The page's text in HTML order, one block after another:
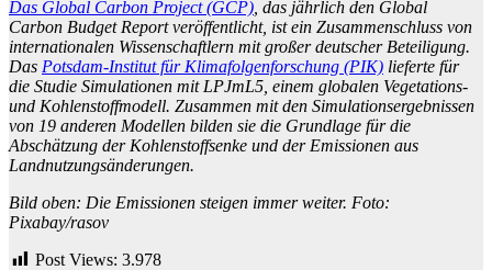
Das Global Carbon Project (GCP) , das jährlich den Global
Carbon Budget Report veröffentlicht, ist ein Zusammenschluss von
internationalen Wissenschaftlern mit großer deutscher Beteiligung.
Das Potsdam-Institut für Klimafolgenforschung (PIK) lieferte für
die Studie Simulationen mit LPJmL5, einem globalen Vegetations-
und Kohlenstoffmodell. Zusammen mit den Simulationsergebnissen
von 19 anderen Modellen bilden sie die Grundlage für die
Abschätzung der Kohlenstoffsenke und der Emissionen aus
Landnutzungsänderungen.
Bild oben: Die Emissionen steigen immer weiter. Foto:
Pixabay/rasov
Post Views: 3.978